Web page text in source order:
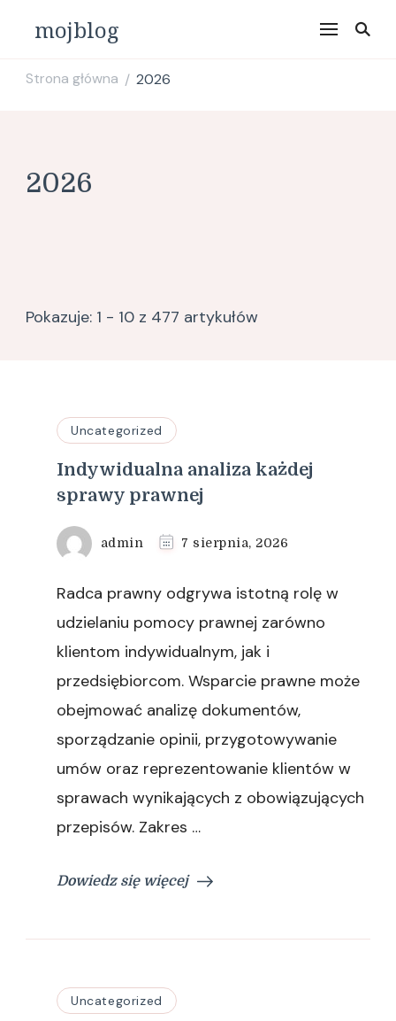
mojblog
Strona główna / 2026
2026
Pokazuje: 1 - 10 z 477 artykułów
Uncategorized
Indywidualna analiza każdej
sprawy prawnej
admin 7 sierpnia, 2026
Radca prawny odgrywa istotną rolę w
udzielaniu pomocy prawnej zarówno
klientom indywidualnym, jak i
przedsiębiorcom. Wsparcie prawne może
obejmować analizę dokumentów,
sporządzanie opinii, przygotowywanie
umów oraz reprezentowanie klientów w
sprawach wynikających z obowiązujących
przepisów. Zakres …
Dowiedz się więcej
Uncategorized